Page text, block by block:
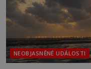
NEOBJASNĚNÉ UDÁLOSTI